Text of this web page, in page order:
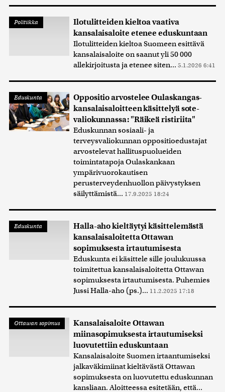
Politiikka
Ilotulitteiden kieltoa vaativa
kansalaisaloite etenee eduskuntaan
Ilotulitteiden kieltoa Suomeen esittävä
kansalaisaloite on saanut yli 50 000
allekirjoitusta ja etenee siten... 5.1.2026 6:41
Eduskunta
Oppositio arvostelee Oulaskangas-
kansalaisaloitteen käsittelyä sote-
valiokunnassa: "Räikeä ristiriita"
Eduskunnan sosiaali- ja
terveysvaliokunnan oppositioedustajat
arvostelevat hallituspuolueiden
toimintatapoja Oulaskankaan
ympärivuorokautisen
perusterveydenhuollon päivystyksen
säilyttämistä... 17.9.2025 18:24
Eduskunta
Halla-aho kieltäytyi käsittelemästä
kansalaisaloitetta Ottawan
sopimuksesta irtautumisesta
Eduskunta ei käsittele sille joulukuussa
toimitettua kansalaisaloitetta Ottawan
sopimuksesta irtautumisesta. Puhemies
Jussi Halla-aho (ps.)... 11.2.2025 17:18
Ottawan sopimus
Kansalaisaloite Ottawan
miinasopimuksesta irtautumiseksi
luovutettiin eduskuntaan
Kansalaisaloite Suomen irtaantumiseksi
jalkaväkimiinat kieltävästä Ottawan
sopimuksesta on luovutettu eduskunnan
kansliaan. Aloitteessa esitetään, että...